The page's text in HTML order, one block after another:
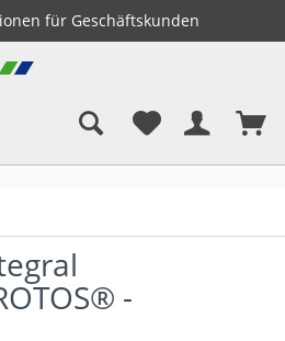
Deutschlands ab 150,- €
-